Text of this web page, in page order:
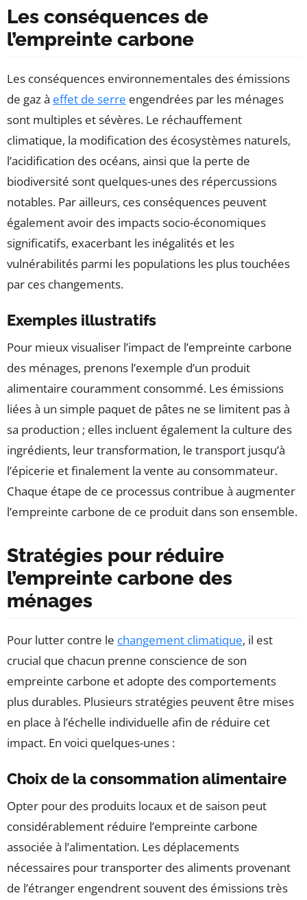
Les conséquences de
l’empreinte carbone
Les conséquences environnementales des émissions
de gaz à effet de serre engendrées par les ménages
sont multiples et sévères. Le réchauffement
climatique, la modification des écosystèmes naturels,
l’acidification des océans, ainsi que la perte de
biodiversité sont quelques-unes des répercussions
notables. Par ailleurs, ces conséquences peuvent
également avoir des impacts socio-économiques
significatifs, exacerbant les inégalités et les
vulnérabilités parmi les populations les plus touchées
par ces changements.
Exemples illustratifs
Pour mieux visualiser l’impact de l’empreinte carbone
des ménages, prenons l’exemple d’un produit
alimentaire couramment consommé. Les émissions
liées à un simple paquet de pâtes ne se limitent pas à
sa production ; elles incluent également la culture des
ingrédients, leur transformation, le transport jusqu’à
l’épicerie et finalement la vente au consommateur.
Chaque étape de ce processus contribue à augmenter
l’empreinte carbone de ce produit dans son ensemble.
Stratégies pour réduire
l’empreinte carbone des
ménages
Pour lutter contre le changement climatique, il est
crucial que chacun prenne conscience de son
empreinte carbone et adopte des comportements
plus durables. Plusieurs stratégies peuvent être mises
en place à l’échelle individuelle afin de réduire cet
impact. En voici quelques-unes :
Choix de la consommation alimentaire
Opter pour des produits locaux et de saison peut
considérablement réduire l’empreinte carbone
associée à l’alimentation. Les déplacements
nécessaires pour transporter des aliments provenant
de l’étranger engendrent souvent des émissions très